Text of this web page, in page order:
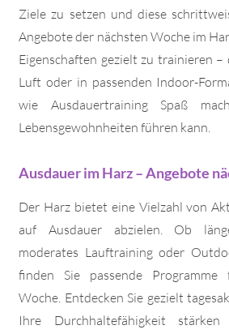
Ziele zu setzen und diese
Angebote der nächsten Woche im
Eigenschaften gezielt zu trainieren
Luft oder in passenden Indoor-
wie Ausdauertraining Spaß
Lebensgewohnheiten führen kann.
Ausdauer im Harz – Angebote
Der Harz bietet eine Vielzahl von
auf Ausdauer abzielen. Ob
moderates Lauftraining oder
finden Sie passende
Woche. Entdecken Sie gezielt
Ihre Durchhaltefähigkeit